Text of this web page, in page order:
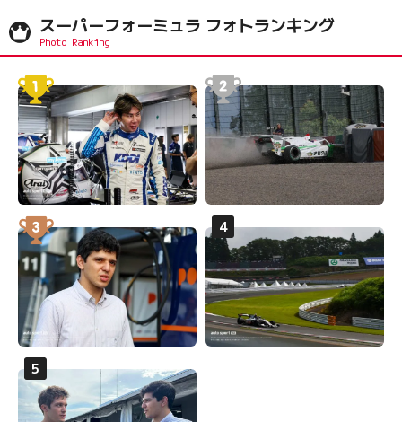
スーパーフォーミュラ フォトランキング